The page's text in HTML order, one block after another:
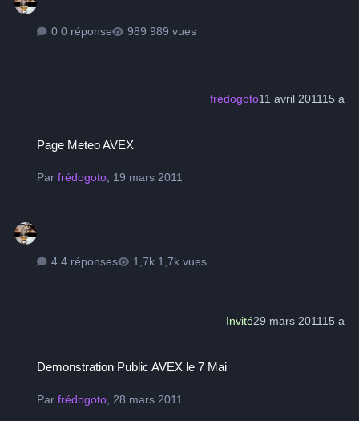
0 réponse 989 vues
frédogoto11 avril 201115 a
Page Meteo AVEX
Parfrédogoto 19 mars 2011
4 réponses 1,7k vues
Invité29 mars 201115 a
Demonstration Public AVEX le 7 Mai
Parfrédogoto 28 mars 2011